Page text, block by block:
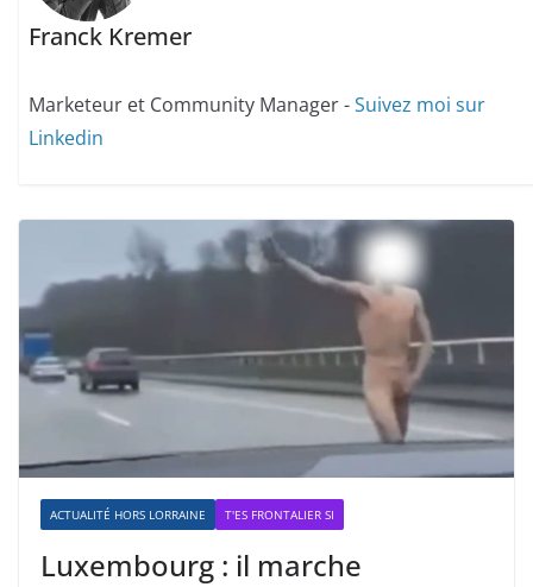
Franck Kremer
Marketeur et Community Manager -Suivez moi sur
Linkedin
ACTUALITÉ HORS LORRAINE T'ES FRONTALIER SI
Luxembourg : il marche